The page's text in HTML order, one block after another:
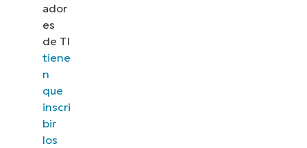
ador
es
de TI
tiene
n
que
inscri
bir
los